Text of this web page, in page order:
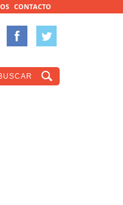
CONTACTO